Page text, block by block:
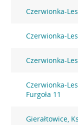
Czerwionka-
Czerwionka-
Czerwionka-
Czerwionka-
Furgoła 11
Gierałtowice,